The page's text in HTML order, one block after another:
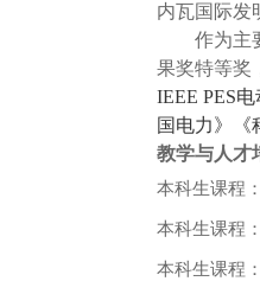
内瓦国际发
作为主
果奖特等奖
IEEE PES电
国电力》《
教学与人才
本科生课程
本科生课程
本科生课程